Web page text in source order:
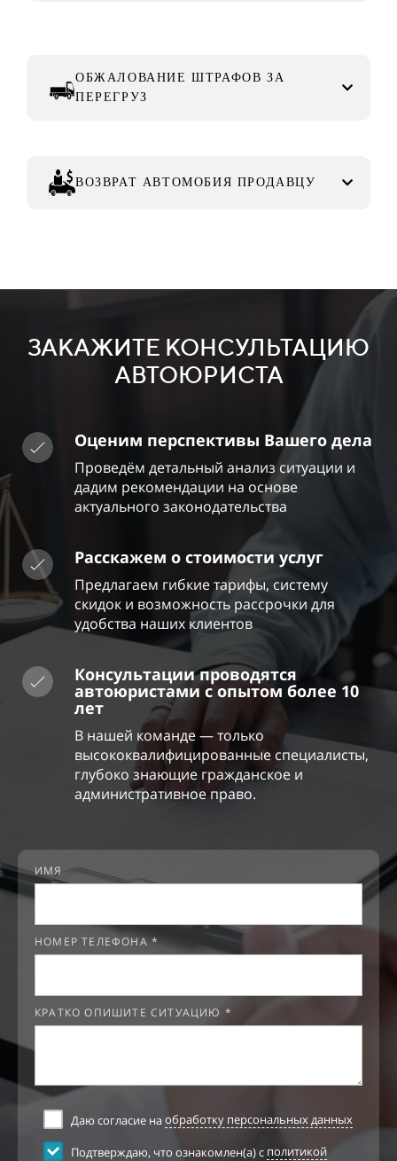
ОБЖАЛОВАНИЕ ШТРАФОВ ЗА
ПЕРЕГРУЗ
ВОЗВРАТ АВТОМОБИЯ ПРОДАВЦУ
ЗАКАЖИТЕ КОНСУЛЬТАЦИЮ
АВТОЮРИСТА
Оценим перспективы Вашего дела
Проведём детальный анализ ситуации и
дадим рекомендации на основе
актуального законодательства
Расскажем о стоимости услуг
Предлагаем гибкие тарифы, систему
скидок и возможность рассрочки для
удобства наших клиентов
Консультации проводятся
автоюристами с опытом более 10
лет
В нашей команде — только
высококвалифицированные специалисты,
глубоко знающие гражданское и
административное право.
ИМЯ
НОМЕР ТЕЛЕФОНА *
КРАТКО ОПИШИТЕ СИТУАЦИЮ *
Даю согласие наобработку персональных данных
Подтверждаю, что ознакомлен(а) с политикой